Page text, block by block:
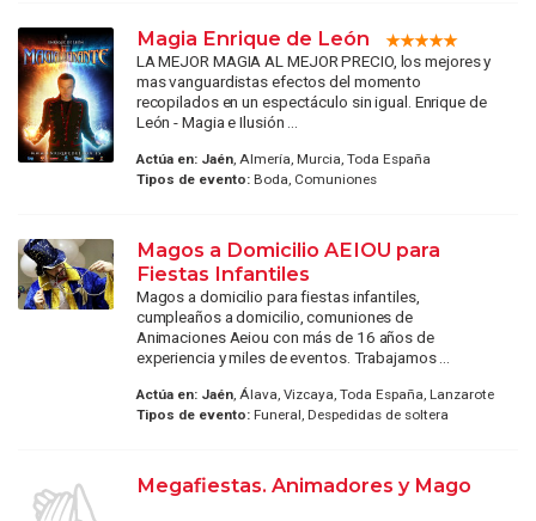
Magia Enrique de León
LA MEJOR MAGIA AL MEJOR PRECIO, los mejores y
mas vanguardistas efectos del momento
recopilados en un espectáculo sin igual. Enrique de
León - Magia e Ilusión ...
Actúa en: Jaén, Almería, Murcia, Toda España
Tipos de evento:Boda, Comuniones
Magos a Domicilio AEIOU para
Fiestas Infantiles
Magos a domicilio para fiestas infantiles,
cumpleaños a domicilio, comuniones de
Animaciones Aeiou con más de 16 años de
experiencia y miles de eventos. Trabajamos ...
Actúa en: Jaén, Álava, Vizcaya, Toda España, Lanzarote
Tipos de evento:Funeral, Despedidas de soltera
Megafiestas. Animadores y Mago